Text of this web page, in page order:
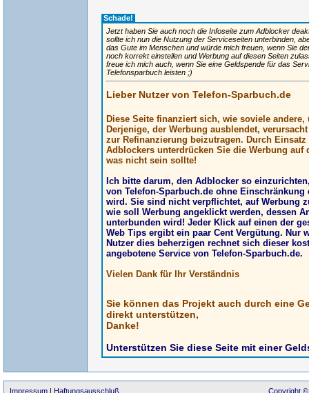
Schade!
Jetzt haben Sie auch noch die Infoseite zum Adblocker
sollte ich nun die Nutzung der Serviceseiten unterbinden,
das Gute im Menschen und würde mich freuen, wenn Sie
noch korrekt einstellen und Werbung auf diesen Seiten
freue ich mich auch, wenn Sie eine Geldspende für das
Telefonsparbuch leisten ;)
Lieber Nutzer von Telefon-Sparbuch.de
Diese Seite finanziert sich, wie soviele andere,
Derjenige, der Werbung ausblendet,
zur Refinanzierung beizutragen. Durch Einsatz
Adblockers unterdrücken Sie die Werbung auf
was nicht sein sollte!
Ich bitte darum, den Adblocker so
von Telefon-Sparbuch.de ohne Einschränkung
wird. Sie sind nicht verpflichtet, auf Werbung
wie soll Werbung angeklickt werden, dessen
unterbunden wird! Jeder Klick auf einen der
Web Tips ergibt ein paar Cent Vergütung. Nur
Nutzer dies beherzigen rechnet sich dieser
angebotene Service von Telefon-Sparbuch.de.
Vielen Dank für Ihr Verständnis
Sie können das Projekt auch durch eine
direkt unterstützen,
Danke!
Unterstützen Sie diese Seite mit einer
Impressum | Haftungsausschluß Copyright ©